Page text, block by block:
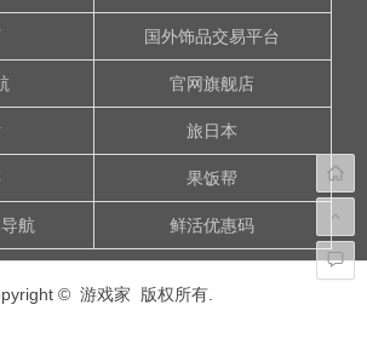
国外饰品交易平台
官网旗舰店
旅日本
果饭帮
航 鲜活优惠码
© 游戏家 版权所有.